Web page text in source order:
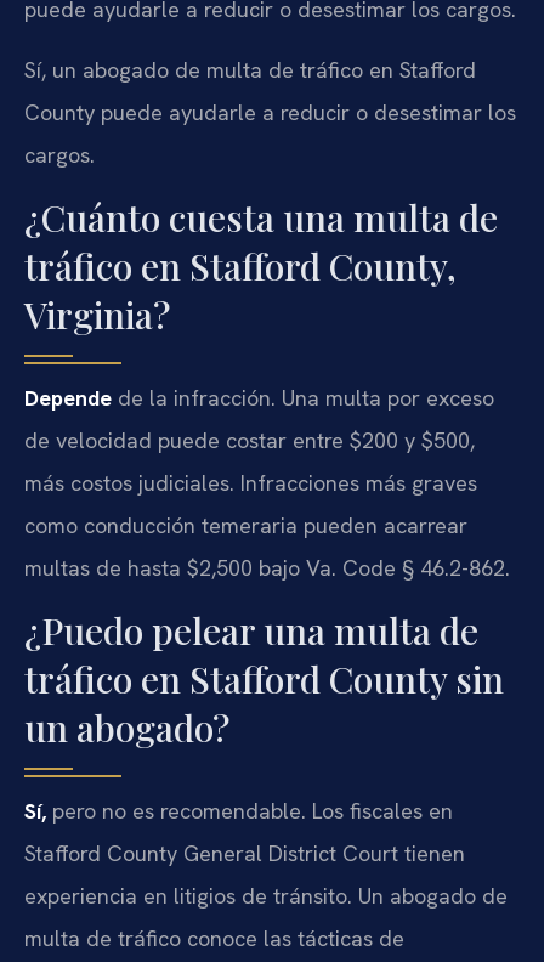
puede ayudarle a reducir o desestimar los cargos.
Sí, un abogado de multa de tráfico en Stafford
County puede ayudarle a reducir o desestimar los
cargos.
¿Cuánto cuesta una multa de
tráfico en Stafford County,
Virginia?
Depende de la infracción. Una multa por exceso
de velocidad puede costar entre $200 y $500,
más costos judiciales. Infracciones más graves
como conducción temeraria pueden acarrear
multas de hasta $2,500 bajo Va. Code § 46.2-862.
¿Puedo pelear una multa de
tráfico en Stafford County sin
un abogado?
Sí, pero no es recomendable. Los fiscales en
Stafford County General District Court tienen
experiencia en litigios de tránsito. Un abogado de
multa de tráfico conoce las tácticas de